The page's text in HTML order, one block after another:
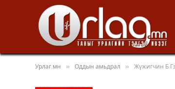
Урлаг.мн » Оддын амьдрал » Жүжигчин